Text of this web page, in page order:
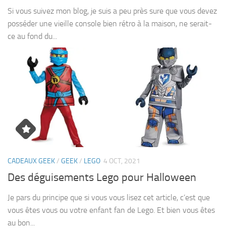
Si vous suivez mon blog, je suis a peu près sure que vous devez
posséder une vieille console bien rétro à la maison, ne serait-
ce au fond du...
CADEAUX GEEK/ GEEK/ LEGO 4 OCT, 2021
Des déguisements Lego pour Halloween
Je pars du principe que si vous vous lisez cet article, c’est que
vous êtes vous ou votre enfant fan de Lego. Et bien vous êtes
au bon...